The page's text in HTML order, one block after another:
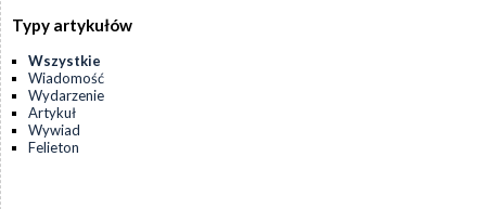
Typy artykułów
Wszystkie
Wiadomość
Wydarzenie
Artykuł
Wywiad
Felieton